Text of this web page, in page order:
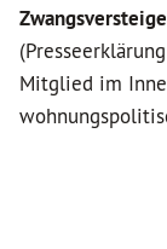
Mitglied im